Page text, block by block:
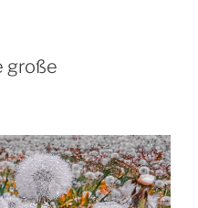
große